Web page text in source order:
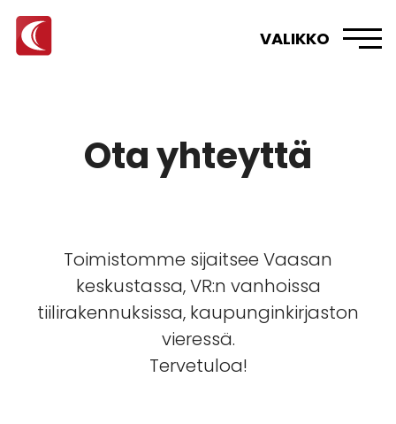
VALIKKO
Ota yhteyttä
Toimistomme sijaitsee Vaasan
keskustassa, VR:n vanhoissa
tiilirakennuksissa, kaupunginkirjaston
vieressä.
Tervetuloa!